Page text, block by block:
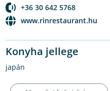
+36 30 642 5768
www.rinrestaurant.hu
Konyha jellege
japán